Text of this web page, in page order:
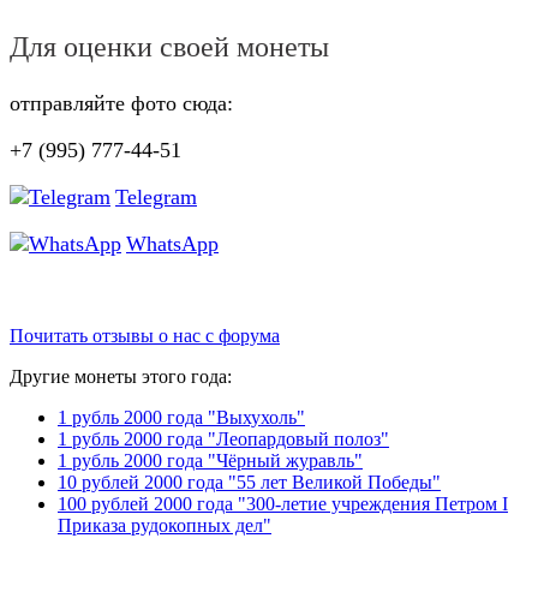
Для оценки своей монеты
отправляйте фото сюда:
+7 (995) 777-44-51
Telegram
WhatsApp
Почитать отзывы о нас с форума
Другие монеты этого года:
1 рубль 2000 года "Выхухоль"
1 рубль 2000 года "Леопардовый полоз"
1 рубль 2000 года "Чёрный журавль"
10 рублей 2000 года "55 лет Великой Победы"
100 рублей 2000 года "300-летие учреждения Петром I
Приказа рудокопных дел"